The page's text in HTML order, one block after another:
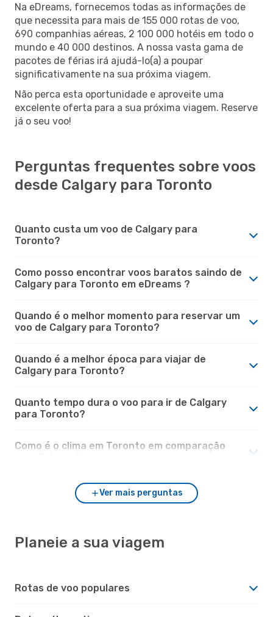
Na eDreams, fornecemos todas as informações de
que necessita para mais de 155 000 rotas de voo,
690 companhias aéreas, 2 100 000 hotéis em todo o
mundo e 40 000 destinos. A nossa vasta gama de
pacotes de férias irá ajudá-lo(a) a poupar
significativamente na sua próxima viagem.
Não perca esta oportunidade e aproveite uma
excelente oferta para a sua próxima viagem. Reserve
já o seu voo!
Perguntas frequentes sobre voos
desde Calgary para Toronto
Quanto custa um voo de Calgary para
Toronto?
Como posso encontrar voos baratos saindo de
Calgary para Toronto em eDreams ?
Quando é o melhor momento para reservar um
voo de Calgary para Toronto?
Quando é a melhor época para viajar de
Calgary para Toronto?
Quanto tempo dura o voo para ir de Calgary
para Toronto?
Como é o clima em Toronto em comparação
Ver mais perguntas
Planeie a sua viagem
Rotas de voo populares